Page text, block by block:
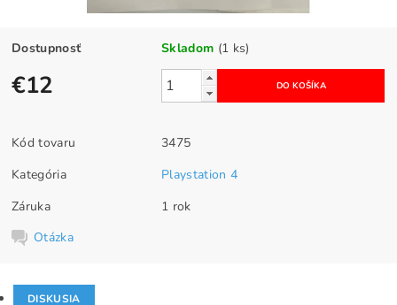
Dostupnosť Skladom (1 ks)
€12
Kód tovaru
3475
Kategória
Playstation 4
Záruka
1 rok
Otázka
DISKUSIA